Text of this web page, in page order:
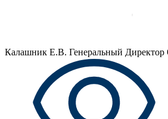
Калашник Е.В. Генеральный